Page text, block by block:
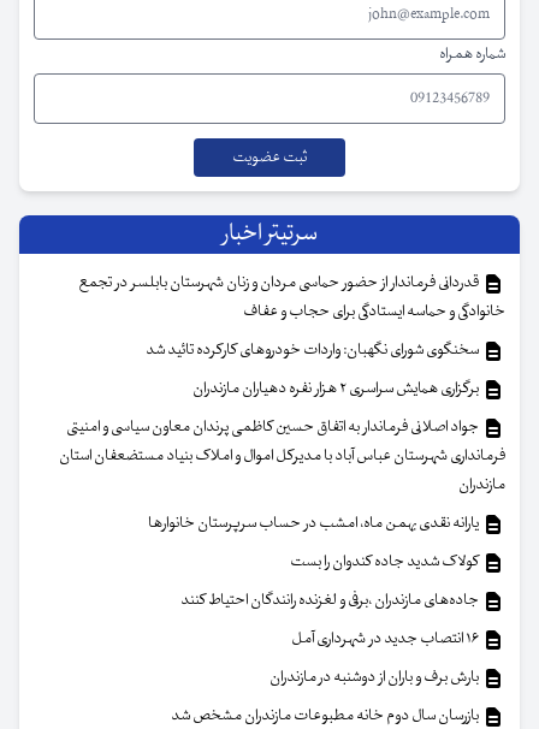
شماره همراه
سرتیتر اخبار
قدردانی فرماندار از حضور حماسی مردان و زنان شهرستان بابلسر در تجمع
خانوادگی و حماسه ایستادگی برای حجاب و عفاف
سخنگوی شورای نگهبان: واردات خودروهای کارکرده تائید شد
برگزاری همایش سراسری ۲ هزار نفره دهیاران مازندران
جواد اصلانی فرماندار به اتفاق حسین کاظمی پرندان معاون سیاسی و امنیتی
فرمانداری شهرستان عباس آباد با مدیرکل اموال و املاک بنیاد مستضعفان استان
مازندران
یارانه نقدی بهمن ماه، امشب در حساب سرپرستان خانوار‌ها
کولاک شدید جاده کندوان را بست
جاده‌های مازندران ،برفی و لغزنده رانندگان احتیاط کنند
بارش برف و باران از دوشنبه در مازندران
بازرسان سال دوم خانه مطبوعات مازندران مشخص شد